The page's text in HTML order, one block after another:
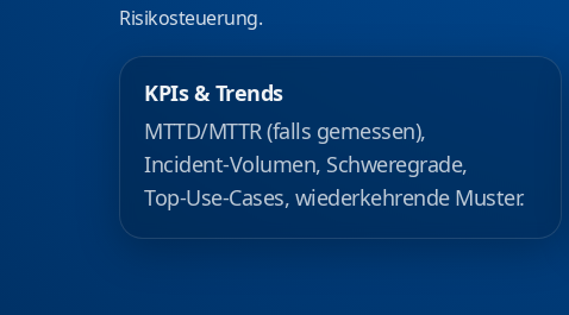
Risikosteuerung.
KPIs & Trends
MTTD/MTTR (falls gemessen),
Incident‑Volumen, Schweregrade,
Top‑Use‑Cases, wiederkehrende Muster.